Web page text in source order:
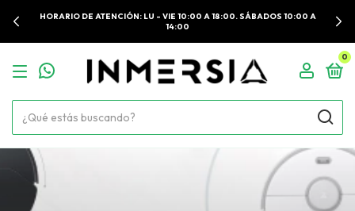
HORARIO DE ATENCIÓN: LU - VIE 10:00 A 18:00. SÁBADOS 10:00 A
14:00
0